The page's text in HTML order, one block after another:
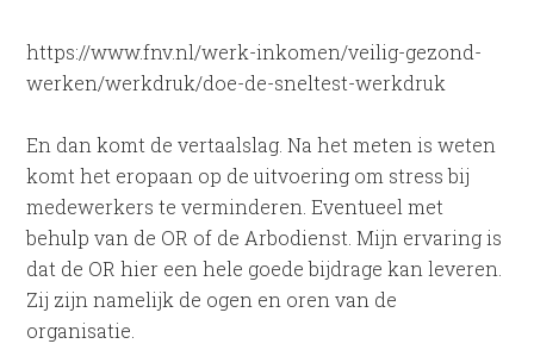
https://www.fnv.nl/werk-inkomen/veilig-gezond-
werken/werkdruk/doe-de-sneltest-werkdruk
En dan komt de vertaalslag. Na het meten is weten
komt het eropaan op de uitvoering om stress bij
medewerkers te verminderen. Eventueel met
behulp van de OR of de Arbodienst. Mijn ervaring is
dat de OR hier een hele goede bijdrage kan leveren.
Zij zijn namelijk de ogen en oren van de
organisatie.